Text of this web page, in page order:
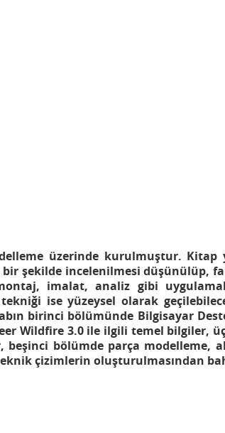
üzerinde kurulmuştur. Kitap
şekilde incelenilmesi düşünülüp,
imalat, analiz gibi
ise yüzeysel olarak
birinci bölümünde Bilgisayar
Wildfire 3.0 ile ilgili temel bilgiler,
bölümde parça modelleme,
çizimlerin oluşturulmasından